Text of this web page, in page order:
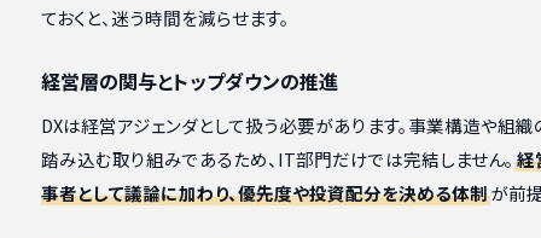
ておくと、迷う時間を減らせます。
経営層の関与とトップダウンの推進
DXは経営アジェンダとして扱う必要があります。事業構造や組
踏み込む取り組みであるため、IT部門だけでは完結しません。 経
事者として議論に加わり、優先度や投資配分を決める体制が前